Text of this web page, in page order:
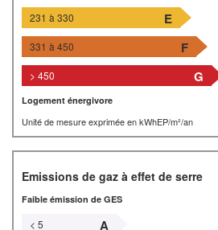
231 à 330 E
331 à 450 F
> 450 G
Logement énergivore
Unité de mesure exprimée en kWhEP/m²/an
Emissions de gaz à effet de serre
Faible émission de GES
< 5 A